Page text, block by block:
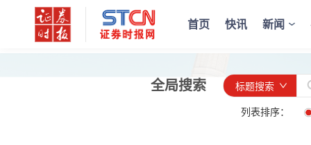
首页 快讯 新闻
全局搜索
标题搜索
列表排序：